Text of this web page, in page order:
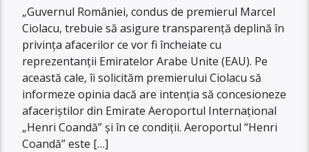
„Guvernul României, condus de premierul Marcel
Ciolacu, trebuie să asigure transparență deplină în
privința afacerilor ce vor fi încheiate cu
reprezentanții Emiratelor Arabe Unite (EAU). Pe
această cale, îi solicităm premierului Ciolacu să
informeze opinia dacă are intenția să concesioneze
afaceriștilor din Emirate Aeroportul Internațional
„Henri Coandă” și în ce condiții. Aeroportul “Henri
Coandă” este […]